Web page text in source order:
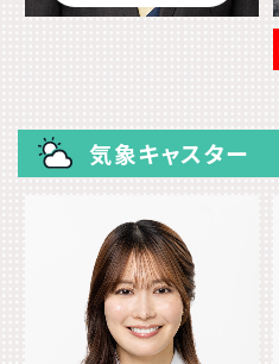
気象キャスター